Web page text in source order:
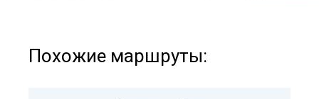
Похожие маршруты: